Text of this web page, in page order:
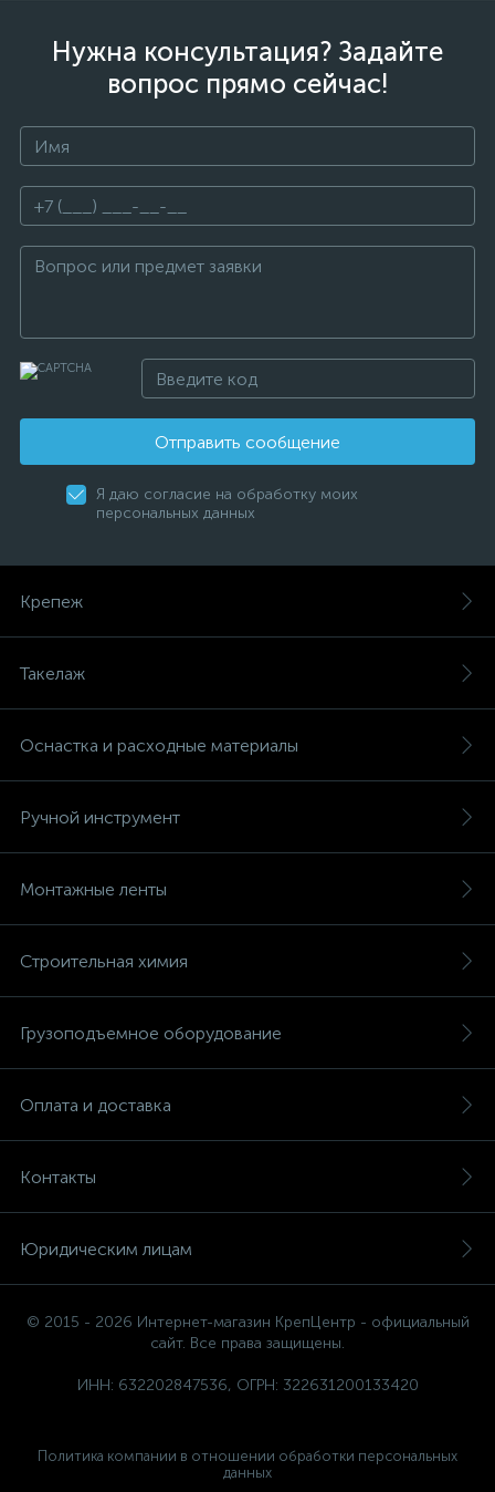
Нужна консультация? Задайте
вопрос прямо сейчас!
Отправить сообщение
Я даю согласие на обработку моих
персональных данных
Крепеж
Такелаж
Оснастка и расходные материалы
Ручной инструмент
Монтажные ленты
Строительная химия
Грузоподъемное оборудование
Оплата и доставка
Контакты
Юридическим лицам
© 2015 - 2026 Интернет-магазин КрепЦентр - официальный
сайт. Все права защищены.
ИНН: 632202847536, ОГРН: 322631200133420
Политика компании в отношении обработки персональных
данных